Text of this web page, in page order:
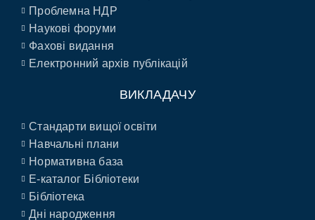
Проблемна НДР
Наукові форуми
Фахові видання
Електронний архів публікацій
ВИКЛАДАЧУ
Стандарти вищої освіти
Навчальні плани
Нормативна база
E-каталог Бібліотеки
Бібліотека
Дні народження